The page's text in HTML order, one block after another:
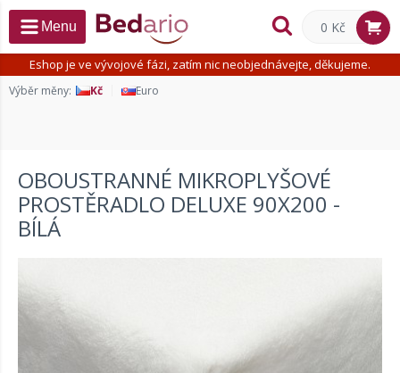
Eshop je ve vývojové fázi, zatím nic neobjednávejte, děkujeme.
Výběr měny: Kč Euro
Menu 0 Kč
OBOUSTRANNÉ MIKROPLYŠOVÉ
PROSTĚRADLO DELUXE 90X200 -
BÍLÁ